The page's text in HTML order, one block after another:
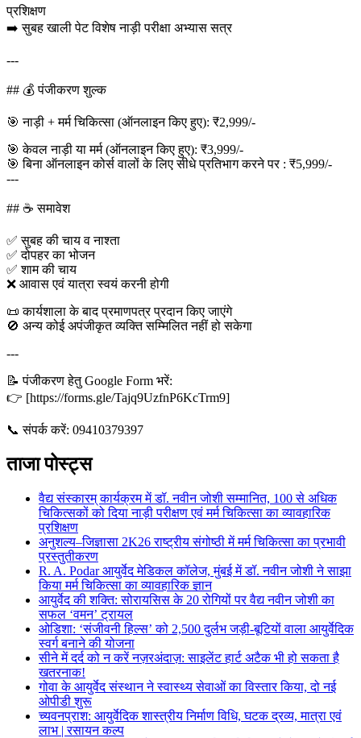
प्रशिक्षण
➡️ सुबह खाली पेट विशेष नाड़ी परीक्षा अभ्यास सत्र
---
## 💰 पंजीकरण शुल्क
🎯 नाड़ी + मर्म चिकित्सा (ऑनलाइन किए हुए): ₹2,999/-
🎯 केवल नाड़ी या मर्म (ऑनलाइन किए हुए): ₹3,999/-
🎯 बिना ऑनलाइन कोर्स वालों के लिए सीधे प्रतिभाग करने पर : ₹5,999/-
---
## ☕ समावेश
✅ सुबह की चाय व नाश्ता
✅ दोपहर का भोजन
✅ शाम की चाय
❌ आवास एवं यात्रा स्वयं करनी होगी
📜 कार्यशाला के बाद प्रमाणपत्र प्रदान किए जाएंगे
🚫 अन्य कोई अपंजीकृत व्यक्ति सम्मिलित नहीं हो सकेगा
---
📝 पंजीकरण हेतु Google Form भरें:
👉 [https://forms.gle/Tajq9UzfnP6KcTrm9]
📞 संपर्क करें: 09410379397
ताजा पोस्ट्स
वैद्य संस्कारम् कार्यक्रम में डॉ. नवीन जोशी सम्मानित, 100 से अधिक
चिकित्सकों को दिया नाड़ी परीक्षण एवं मर्म चिकित्सा का व्यावहारिक
प्रशिक्षण
अनुशल्य–जिज्ञासा 2K26 राष्ट्रीय संगोष्ठी में मर्म चिकित्सा का प्रभावी
प्रस्तुतीकरण
R. A. Podar आयुर्वेद मेडिकल कॉलेज, मुंबई में डॉ. नवीन जोशी ने साझा
किया मर्म चिकित्सा का व्यावहारिक ज्ञान
आयुर्वेद की शक्ति: सोरायसिस के 20 रोगियों पर वैद्य नवीन जोशी का
सफल ‘वमन’ ट्रायल
ओडिशा: ‘संजीवनी हिल्स’ को 2,500 दुर्लभ जड़ी-बूटियों वाला आयुर्वेदिक
स्वर्ग बनाने की योजना
सीने में दर्द को न करें नज़रअंदाज़: साइलेंट हार्ट अटैक भी हो सकता है
खतरनाक!
गोवा के आयुर्वेद संस्थान ने स्वास्थ्य सेवाओं का विस्तार किया, दो नई
ओपीडी शुरू
च्यवनप्राश: आयुर्वेदिक शास्त्रीय निर्माण विधि, घटक द्रव्य, मात्रा एवं
लाभ | रसायन कल्प